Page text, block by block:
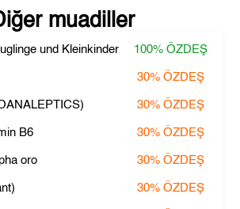
muadiller
und Kleinkinder 100% ÖZDEŞ
30% ÖZDEŞ
30% ÖZDEŞ
B6 30% ÖZDEŞ
oro 30% ÖZDEŞ
30% ÖZDEŞ